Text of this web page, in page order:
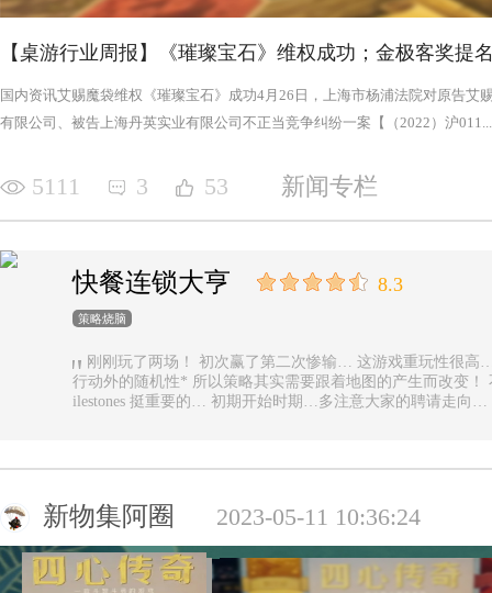
【桌游行业周报】《璀璨宝石》维权成功；金极客奖提
国内资讯艾赐魔袋维权《璀璨宝石》成功4月26日，上海市杨浦法院对原告艾
有限公司、被告上海丹英实业有限公司不正当竞争纠纷一案【（2022）沪011...
5111 3 53 新闻专栏
快餐连锁大亨 8.3
策略烧脑
刚刚玩了两场！ 初次赢了第二次惨输… 这游戏重玩性很高… 主要是唯一的随机性是地图… 除了玩家
行动外的随机性* 所以策略其实需要跟着地图的产生而改变！ 不能一直使用一样的科技书！ 然后记得m
ilestones 挺重要的… 初期开始时期…多注意大家的聘请走向
新物集阿圈 2023-05-11 10:36:24